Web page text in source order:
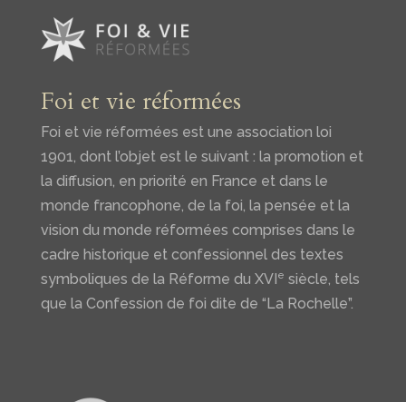
Foi et vie réformées
Foi et vie réformées est une association loi
1901, dont l’objet est le suivant : la promotion et
la diffusion, en priorité en France et dans le
monde francophone, de la foi, la pensée et la
vision du monde réformées comprises dans le
cadre historique et confessionnel des textes
symboliques de la Réforme du XVI e siècle, tels
que la Confession de foi dite de “La Rochelle”.